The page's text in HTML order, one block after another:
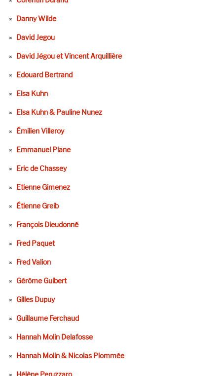
Danny Wilde
David Jegou
David Jégou et Vincent Arquillière
Edouard Bertrand
Elsa Kuhn
Elsa Kuhn & Pauline Nunez
Émilien Villeroy
Emmanuel Plane
Eric de Chassey
Etienne Gimenez
Étienne Greib
François Dieudonné
Fred Paquet
Fred Valion
Gérôme Guibert
Gilles Dupuy
Guillaume Ferchaud
Hannah Molin Delafosse
Hannah Molin & Nicolas Plommée
Hélène Peruzzaro